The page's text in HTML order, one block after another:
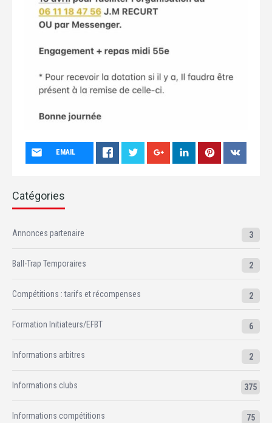
EMAIL
Catégories
Annonces partenaire 3
Ball-Trap Temporaires 2
Compétitions : tarifs et récompenses 2
Formation Initiateurs/EFBT 6
Informations arbitres 2
Informations clubs 375
Informations compétitions 75